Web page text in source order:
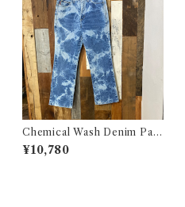
Chemical Wash Denim Pant
s / ケミカル デニム パンツ 古
着
¥10,780